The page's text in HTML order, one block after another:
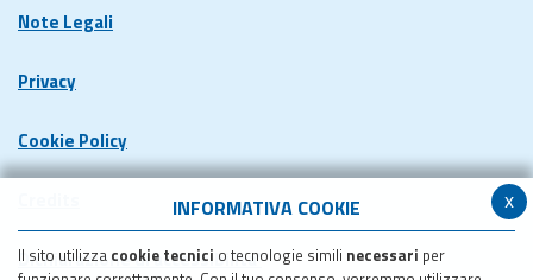
x
INFORMATIVA COOKIE
Il sito utilizza cookie tecnici o tecnologie simili necessari per
Note Legali
Privacy
Cookie Policy
Dichiarazione di accessibilita'